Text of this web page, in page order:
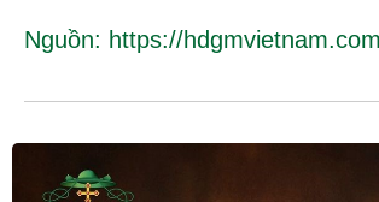
Nguồn: https://hdgmvietnam.com